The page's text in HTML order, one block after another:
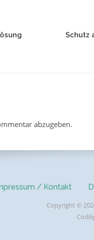
Schutz
abzugeben.
/ Kontakt
Copyright ©